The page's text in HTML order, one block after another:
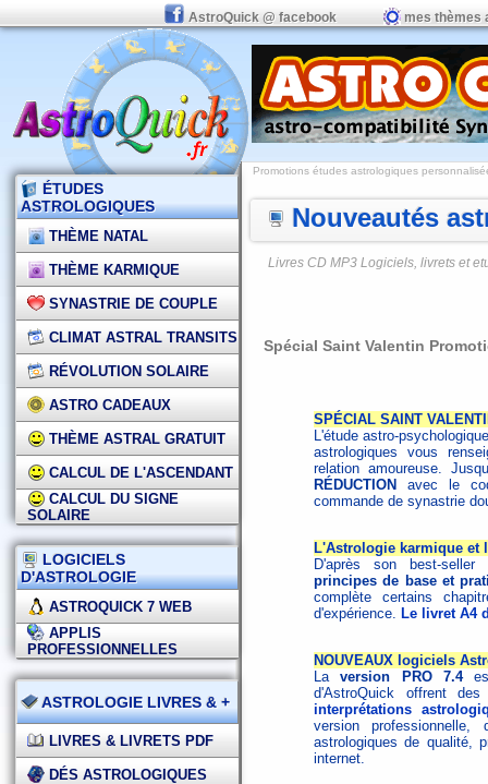
AstroQuick @ facebook mes thèmes
ÉTUDES
ASTROLOGIQUES
THÈME NATAL
THÈME KARMIQUE
SYNASTRIE DE COUPLE
CLIMAT ASTRAL TRANSITS
RÉVOLUTION SOLAIRE
ASTRO CADEAUX
THÈME ASTRAL GRATUIT
CALCUL DE L'ASCENDANT
CALCUL DU SIGNE
SOLAIRE
LOGICIELS
D'ASTROLOGIE
ASTROQUICK 7 WEB
APPLIS
PROFESSIONNELLES
ASTROLOGIE LIVRES & +
LIVRES & LIVRETS PDF
DÉS ASTROLOGIQUES
Promotions études astrologiques
Nouveautés
Livres CD MP3 Logiciels, livrets et
Spécial Saint Valentin
SPÉCIAL SAINT
L'étude astro-
astrologiques vous
relation amoureuse.
RÉDUCTION
avec le
commande de synastrie
L'Astrologie karmique et
D'après son best-
principes de base et
complète certains
d'expérience. Le livret A4
NOUVEAUX logiciels
Laversion PRO 7.4
d'AstroQuick offrent
interprétations
version
astrologiques de qualité,
internet.